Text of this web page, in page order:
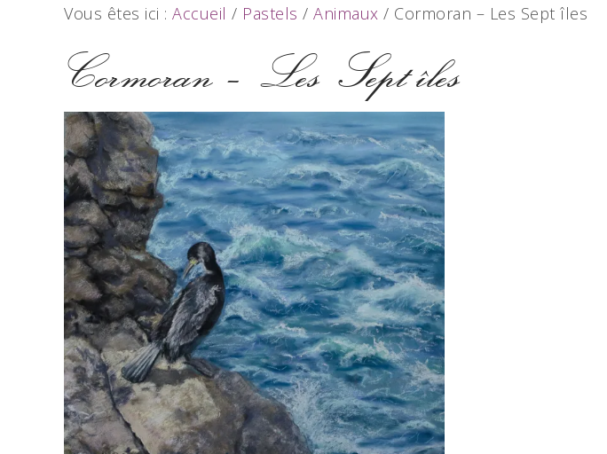
Vous êtes ici : Accueil / Pastels / Animaux / Cormoran – Les Sept îles
Cormoran – Les Sept îles